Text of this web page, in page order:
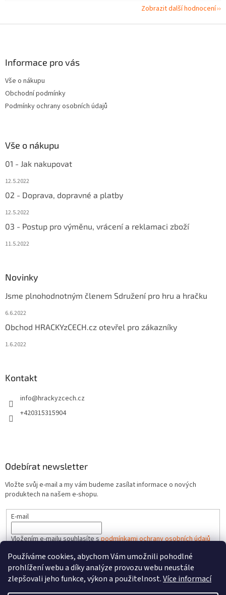
Používáme cookies, abychom Vám umožnili pohodlné
prohlížení webu a díky analýze provozu webu neustále
zlepšovali jeho funkce, výkon a použitelnost.Více informací
Zobrazit další hodnocení
Informace pro vás
Vše o nákupu
Obchodní podmínky
Podmínky ochrany osobních údajů
Vše o nákupu
01 - Jak nakupovat
12.5.2022
02 - Doprava, dopravné a platby
12.5.2022
03 - Postup pro výměnu, vrácení a reklamaci zboží
11.5.2022
Novinky
Jsme plnohodnotným členem Sdružení pro hru a hračku
6.6.2022
Obchod HRACKYzCECH.cz otevřel pro zákazníky
1.6.2022
Kontakt
info@hrackyzcech.cz
+420315315904
Odebírat newsletter
Vložte svůj e-mail a my vám budeme zasílat informace o nových
produktech na našem e-shopu.
E-mail
Vložením e-mailu souhlasíte spodmínkami ochrany osobních údajů
PŘIHLÁSIT SE